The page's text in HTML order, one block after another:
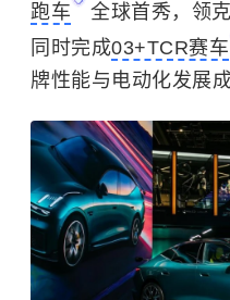
跑车
全球首秀，领
同时完成03+TCR赛车
牌性能与电动化发展成